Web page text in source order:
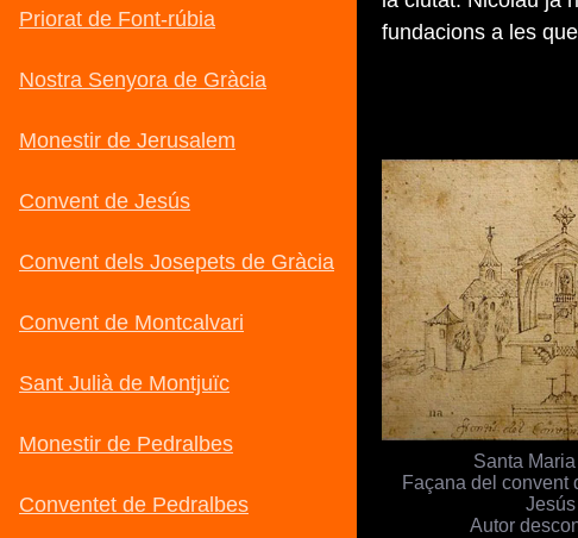
fundacions a les
Santa
Façana del convent
Autor